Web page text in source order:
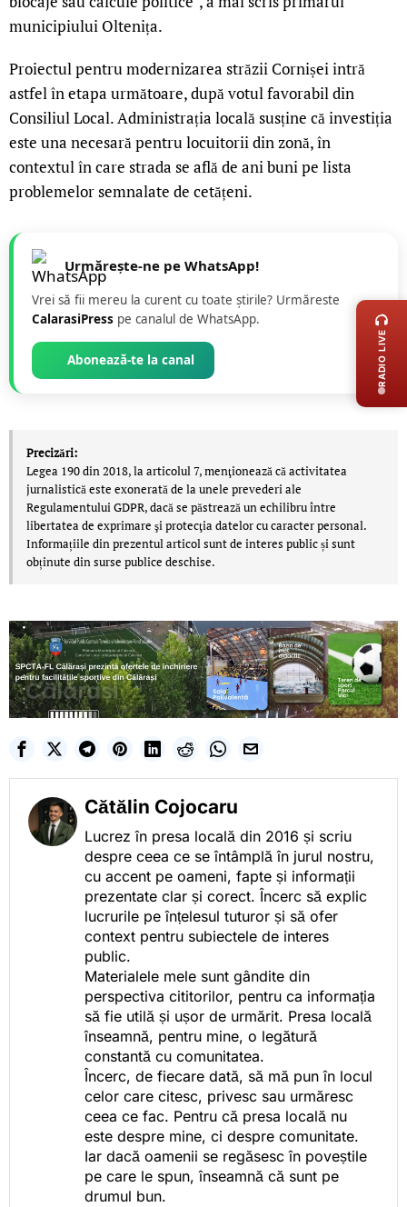
municipiului Oltenița.
Proiectul pentru modernizarea străzii Cornișei intră
astfel în etapa următoare, după votul favorabil din
Consiliul Local. Administrația locală susține că investiția
este una necesară pentru locuitorii din zonă, în
contextul în care strada se află de ani buni pe lista
problemelor semnalate de cetățeni.
Urmărește-ne pe WhatsApp!
Vrei să fii mereu la curent cu toate știrile? Urmăreste
CalarasiPress pe canalul de WhatsApp.
Abonează-te la canal
Precizări:
Legea 190 din 2018, la articolul 7, menţionează că activitatea
jurnalistică este exonerată de la unele prevederi ale
Regulamentului GDPR, dacă se păstrează un echilibru între
libertatea de exprimare şi protecţia datelor cu caracter personal.
Informațiile din prezentul articol sunt de interes public și sunt
obținute din surse publice deschise.
Cătălin Cojocaru
Lucrez în presa locală din 2016 și scriu
despre ceea ce se întâmplă în jurul nostru,
cu accent pe oameni, fapte și informații
prezentate clar și corect. Încerc să explic
lucrurile pe înțelesul tuturor și să ofer
context pentru subiectele de interes
public.
Materialele mele sunt gândite din
perspectiva cititorilor, pentru ca informația
să fie utilă și ușor de urmărit. Presa locală
înseamnă, pentru mine, o legătură
constantă cu comunitatea.
Încerc, de fiecare dată, să mă pun în locul
celor care citesc, privesc sau urmăresc
ceea ce fac. Pentru că presa locală nu
este despre mine, ci despre comunitate.
Iar dacă oamenii se regăsesc în poveștile
pe care le spun, înseamnă că sunt pe
drumul bun.
RADIO LIVE